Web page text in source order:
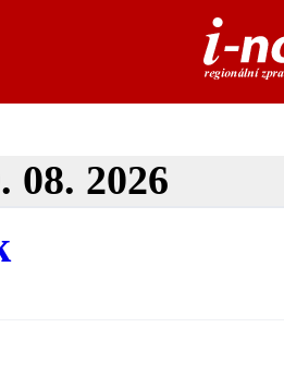
08. 2026